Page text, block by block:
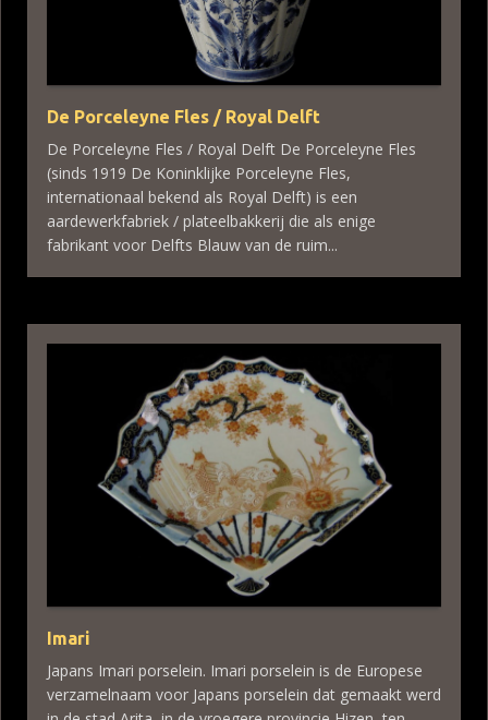
De Porceleyne Fles / Royal Delft
De Porceleyne Fles / Royal Delft De Porceleyne Fles
(sinds 1919 De Koninklijke Porceleyne Fles,
internationaal bekend als Royal Delft) is een
aardewerkfabriek / plateelbakkerij die als enige
fabrikant voor Delfts Blauw van de ruim...
Imari
Japans Imari porselein. Imari porselein is de Europese
verzamelnaam voor Japans porselein dat gemaakt werd